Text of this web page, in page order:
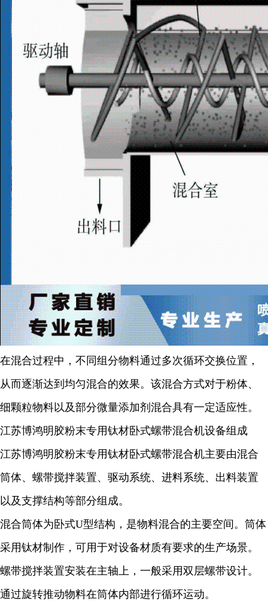
在混合过程中，不同组分物料通过多次循环交换位置，
从而逐渐达到均匀混合的效果。该混合方式对于粉体、
细颗粒物料以及部分微量添加剂混合具有一定适应性。
江苏博鸿明胶粉末专用钛材卧式螺带混合机设备组成
江苏博鸿明胶粉末专用钛材卧式螺带混合机主要由混合
筒体、螺带搅拌装置、驱动系统、进料系统、出料装置
以及支撑结构等部分组成。
混合筒体为卧式U型结构，是物料混合的主要空间。筒体
采用钛材制作，可用于对设备材质有要求的生产场景。
螺带搅拌装置安装在主轴上，一般采用双层螺带设计。
通过旋转推动物料在筒体内部进行循环运动。